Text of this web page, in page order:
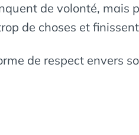
de volonté, mais
de choses et finissent
de respect envers